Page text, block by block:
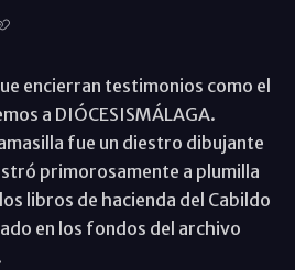
encierran testimonios como el
a DIÓCESISMÁLAGA.
fue un diestro dibujante
primorosamente a plumilla
libros de hacienda del Cabildo
en los fondos del archivo